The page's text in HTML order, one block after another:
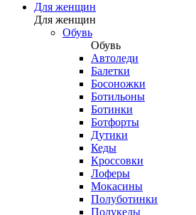
Для женщин
Для женщин
Обувь
Обувь
Автоледи
Балетки
Босоножки
Ботильоны
Ботинки
Ботфорты
Дутики
Кеды
Кроссовки
Лоферы
Мокасины
Полуботинки
Полукеды